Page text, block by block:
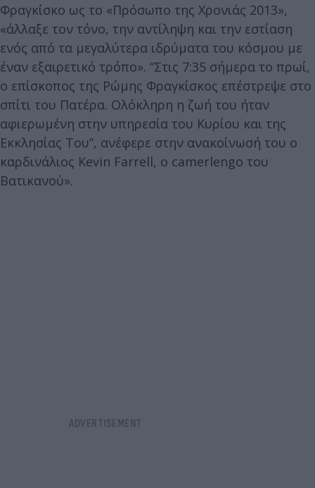
Φραγκίσκο ως το «Πρόσωπο της Χρονιάς 2013»,
«άλλαξε τον τόνο, την αντίληψη και την εστίαση
ενός από τα μεγαλύτερα ιδρύματα του κόσμου με
έναν εξαιρετικό τρόπο». “Στις 7:35 σήμερα το πρωί,
ο επίσκοπος της Ρώμης Φραγκίσκος επέστρεψε στο
σπίτι του Πατέρα. Ολόκληρη η ζωή του ήταν
αφιερωμένη στην υπηρεσία του Κυρίου και της
Εκκλησίας Του”, ανέφερε στην ανακοίνωσή του ο
καρδινάλιος Kevin Farrell, ο camerlengo του
Βατικανού».